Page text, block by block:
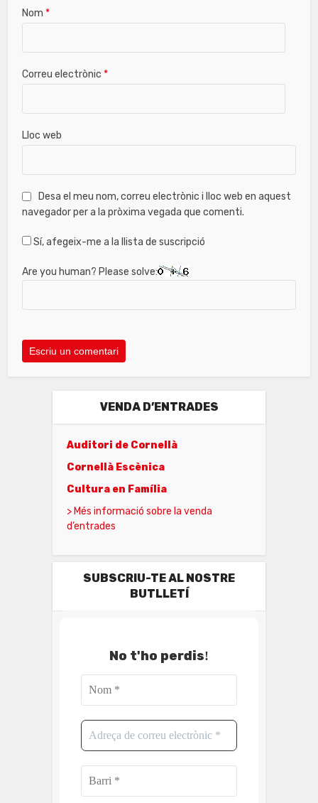
Nom*
Correu electrònic*
Lloc web
Desa el meu nom, correu electrònic i lloc web en aquest
navegador per a la pròxima vegada que comenti.
Sí, afegeix-me a la llista de suscripció
Are you human? Please solve:
VENDA D’ENTRADES
Auditori de Cornellà
Cornellà Escènica
Cultura en Família
> Més informació sobre la venda
d’entrades
SUBSCRIU-TE AL NOSTRE
BUTLLETÍ
No t'ho perdis!